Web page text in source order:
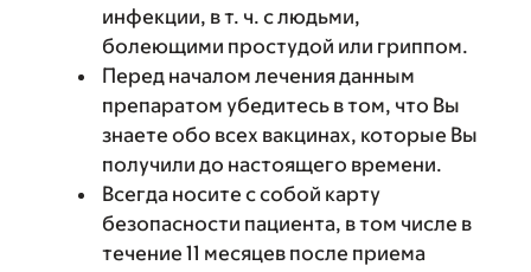
инфекции, в т. ч. с людьми,
болеющими простудой или гриппом.
Перед началом лечения данным
препаратом убедитесь в том, что Вы
знаете обо всех вакцинах, которые Вы
получили до настоящего времени.
Всегда носите с собой карту
безопасности пациента, в том числе в
течение 11 месяцев после приема